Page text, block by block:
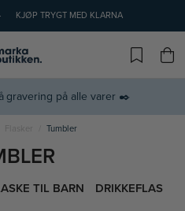
KJØP TRYGT MED KLARNA
gravering på alle varer ✒️
Flasker Tumbler
TIL BARN DRIKKEFLASKE